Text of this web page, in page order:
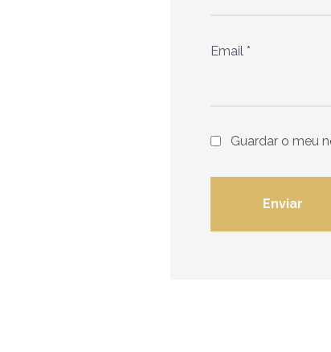
Email *
Guardar o meu